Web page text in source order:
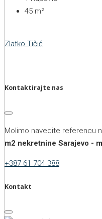
45 m²
Zlatko Tičić
Kontaktirajte nas
Molimo navedite referencu
m2 nekretnine Sarajevo -
+387 61 704 388
Kontakt